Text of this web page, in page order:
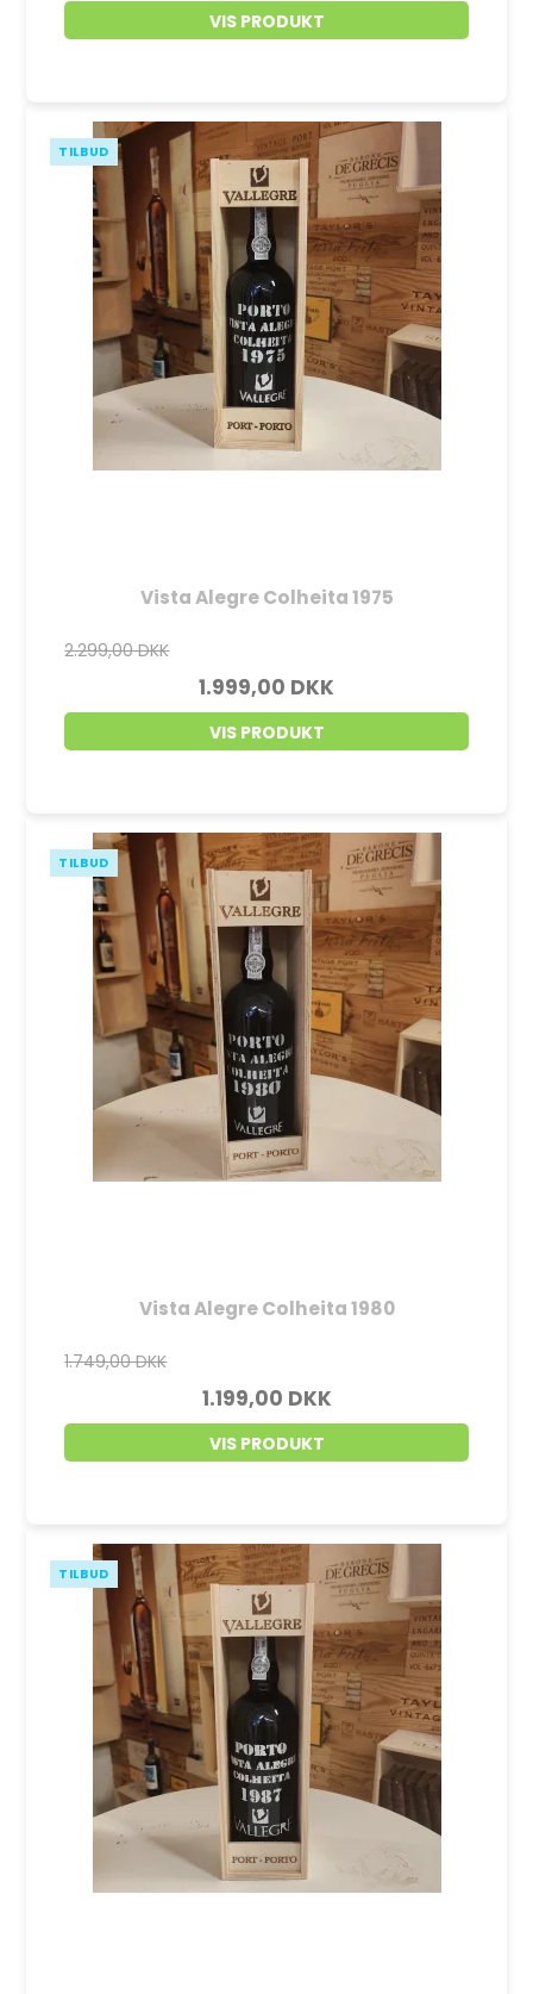
VIS PRODUKT
TILBUD
Vista Alegre Colheita 1975
2.299,00 DKK
1.999,00 DKK
VIS PRODUKT
TILBUD
Vista Alegre Colheita 1980
1.749,00 DKK
1.199,00 DKK
VIS PRODUKT
TILBUD